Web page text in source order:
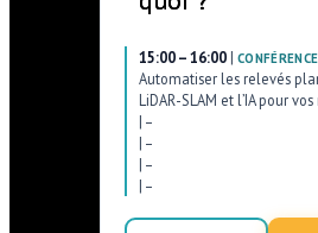
15:00 – 16:00 | CONFÉRENCE
Automatiser les relevés
LiDAR-SLAM et l’IA pour
| –
| –
| –
| –